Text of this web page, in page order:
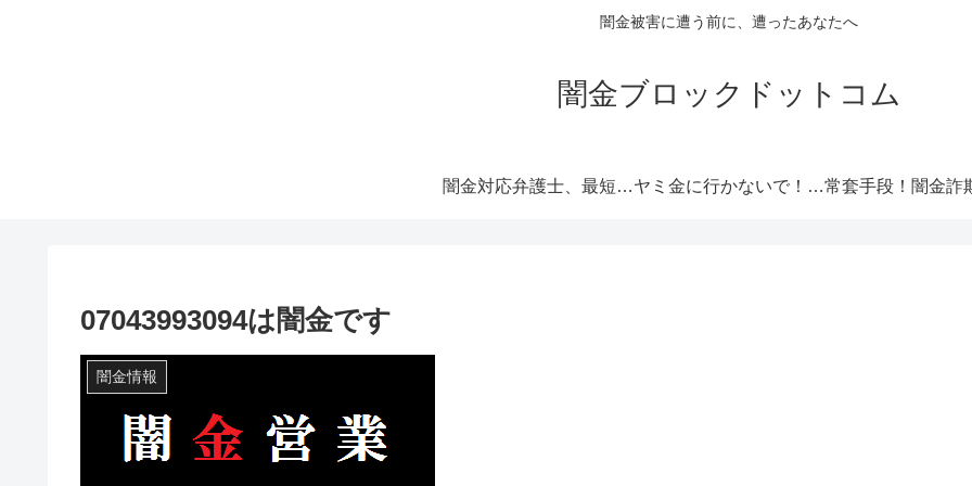
闇金被害に遭う前に、遭ったあなたへ
闇金ブロックドットコム
闇金対応弁護士、最短即日解決！ ヤミ金に行かないで！厳選オススメ消費者金融
07043993094は闇金です
闇金情報